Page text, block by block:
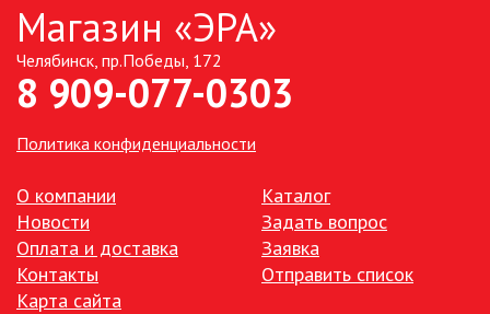
ПАЯЛЬНОЕ ОБОРУДОВАНИЕ
ПОРТАТИВНЫЕ СОЛНЕЧНЫЕ
ЭЛЕКТРОСТАНЦИИ
ПРОТИВОМОСКИТНЫЕ ЛАМПЫ
Магазин «ЭРА»
Челябинск, пр.Победы, 172
8 909-077-0303
Политика конфиденциальности
О компании
Новости
Оплата и доставка
Контакты
Карта сайта
Каталог
Задать вопрос
Заявка
Отправить список